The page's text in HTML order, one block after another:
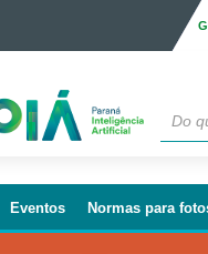
Eventos Normas para